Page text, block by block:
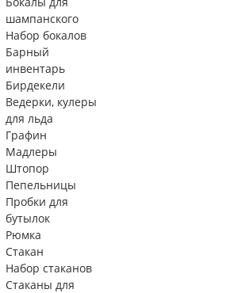
шампанского
Набор бокалов
Барный
инвентарь
Бирдекели
Ведерки, кулеры
для льда
Графин
Мадлеры
Штопор
Пепельницы
Пробки для
бутылок
Рюмка
Стакан
Набор стаканов
Стаканы для